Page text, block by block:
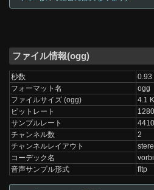
ファイル情報(ogg)
秒数
0.93
フォーマット名
ogg
ファイルサイズ (ogg)
4.1
ビットレート
サンプルレート
チャンネル数
2
チャンネルレイアウト
コーデック名
音声サンプル形式
fltp